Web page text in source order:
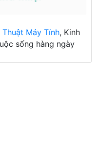
Thuật Máy Tính, Kinh
sống hàng ngày